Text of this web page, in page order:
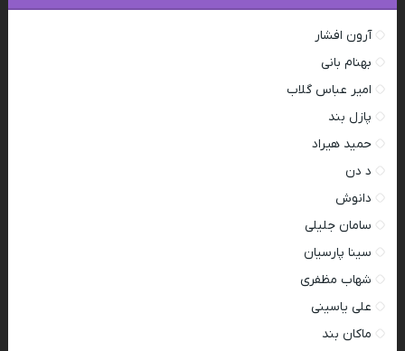
آرون افشار
بهنام بانی
امیر عباس گلاب
پازل بند
حمید هیراد
د دن
دانوش
سامان جلیلی
سینا پارسیان
شهاب مظفری
علی یاسینی
ماکان بند